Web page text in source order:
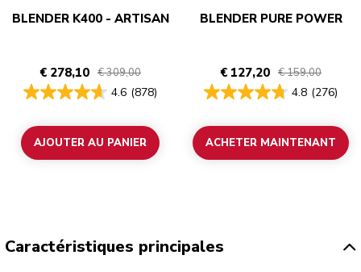
BLENDER K400 - ARTISAN
€ 278,10 € 309,00
4.6 (878)
AJOUTER AU PANIER
BLENDER PURE POWER
€ 127,20 € 159,00
4.8 (276)
ACHETER MAINTENANT
Caractéristiques principales